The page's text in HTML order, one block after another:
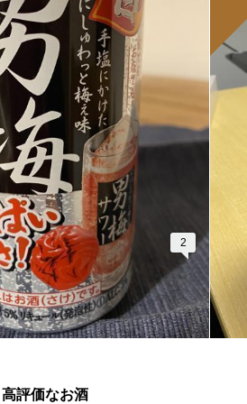
2
高評価なお酒